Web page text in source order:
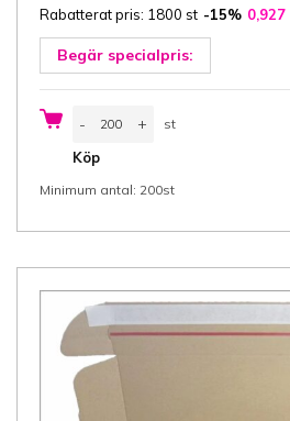
Rabatterat pris: 1800 st -15% 0,927
Begär specialpris:
-
Fefco
29x18,5x7
(bredd
x
innermått),
E-
wellpapp
1,5
mm
vit/vit,
1
+ st
Köp
Minimum antal: 200st